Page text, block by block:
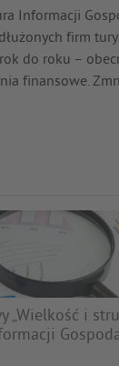
Informacji
firm
do roku –
finansowe.
„Wielkość i